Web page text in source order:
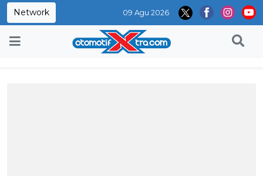
Network 09 Agu 2026